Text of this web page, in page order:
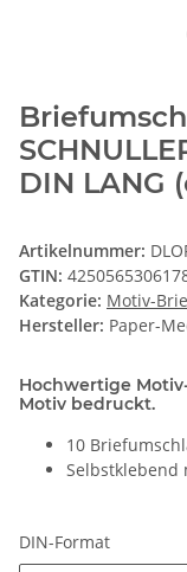
DIN LANG
Artikelnummer:
GTIN:
Kategorie: Motiv-
Hersteller: Paper-
Hochwertige
Motiv bedruckt.
10
Selbstklebend
DIN-Format